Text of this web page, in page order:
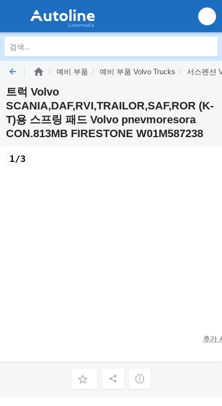
예비 부품 예비 부품 Volvo Trucks 서스펜션
트럭 Volvo
SCANIA,DAF,RVI,TRAILOR,SAF,ROR (K-
T)용 스프링 패드 Volvo pnevmoresora
CON.813MB FIRESTONE W01M587238
추가
1/3